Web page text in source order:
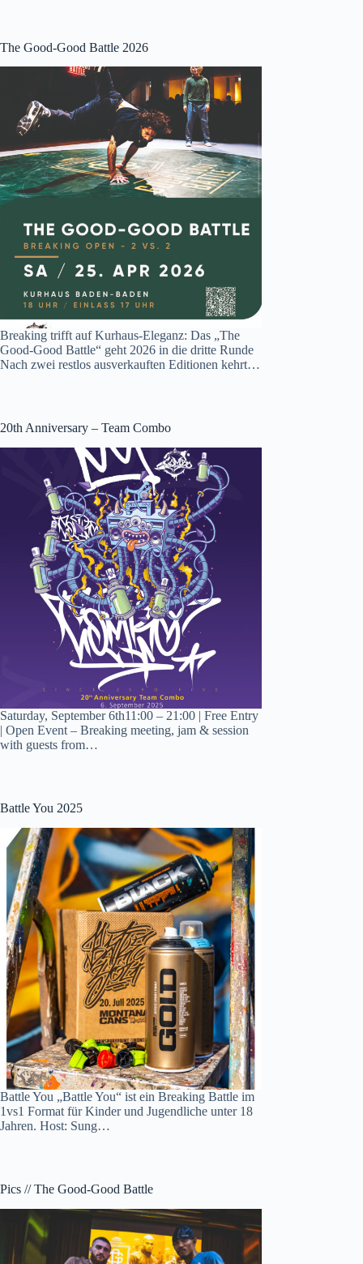
The Good-Good Battle 2026
Breaking trifft auf Kurhaus-Eleganz: Das „The
Good-Good Battle“ geht 2026 in die dritte Runde
Nach zwei restlos ausverkauften Editionen kehrt…
20th Anniversary – Team Combo
Saturday, September 6th11:00 – 21:00 | Free Entry
| Open Event – Breaking meeting, jam & session
with guests from…
Battle You 2025
Battle You „Battle You“ ist ein Breaking Battle im
1vs1 Format für Kinder und Jugendliche unter 18
Jahren. Host: Sung…
Pics // The Good-Good Battle